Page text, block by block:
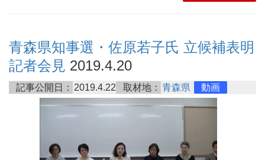
青森県知事選・佐原若子氏 立候補表明
記者会見 2019.4.20
記事公開日： 2019.4.22 取材地： 青森県 動画